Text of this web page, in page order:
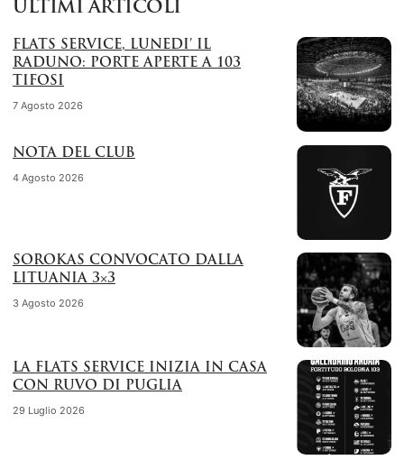
ULTIMI ARTICOLI
FLATS SERVICE, LUNEDI’ IL
RADUNO: PORTE APERTE A 103
TIFOSI
7 Agosto 2026
NOTA DEL CLUB
4 Agosto 2026
SOROKAS CONVOCATO DALLA
LITUANIA 3×3
3 Agosto 2026
LA FLATS SERVICE INIZIA IN CASA
CON RUVO DI PUGLIA
29 Luglio 2026